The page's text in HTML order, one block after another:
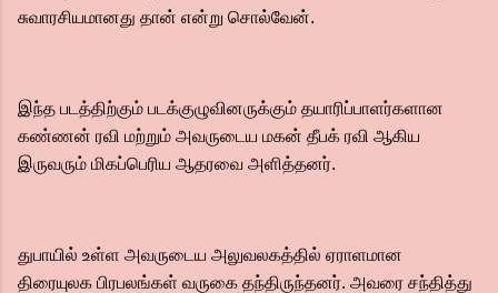
சுவாரசியமானது தான் என்று சொல்வேன்.
இந்த படத்திற்கும் படக்குழுவினருக்கும் தயாரிப்பாளர்களான
கண்ணன் ரவி மற்றும் அவருடைய மகன் தீபக் ரவி ஆகிய
இருவரும் மிகப்பெரிய ஆதரவை அளித்தனர்.
துபாயில் உள்ள அவருடைய அலுவலகத்தில் ஏராளமான
திரையுலக பிரபலங்கள் வருகை தந்திருந்தனர். அவரை சந்தித்து